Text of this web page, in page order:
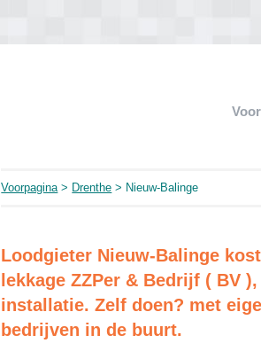
Voorpagina> Drenthe > Nieuw-Balinge
Loodgieter Nieuw-Balinge
lekkage ZZPer & Bedrijf ( BV
installatie. Zelf doen? met
bedrijven in de buurt.